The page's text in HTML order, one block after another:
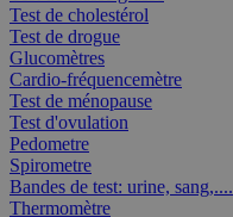
Test de cholestérol
Test de drogue
Glucomètres
Cardio-fréquencemètre
Test de ménopause
Test d'ovulation
Pedometre
Spirometre
Bandes de test: urine, sang,....
Thermomètre